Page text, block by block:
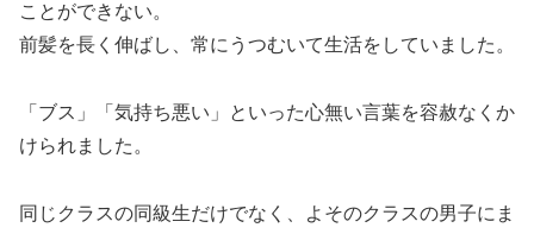
ことができない。
前髪を長く伸ばし、常にうつむいて生活をしていました。
「ブス」「気持ち悪い」といった心無い言葉を容赦なくか
けられました。
同じクラスの同級生だけでなく、よそのクラスの男子にま